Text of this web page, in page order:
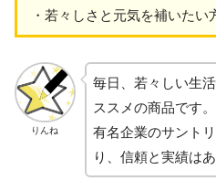
・若々しさと元気を補いたい
りんね
毎日、若々しい生
ススメの商品です。
有名企業のサント
り、信頼と実績は